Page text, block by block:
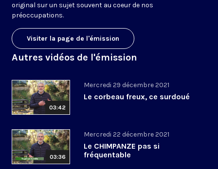
original sur un sujet souvent au coeur de nos
préoccupations.
Visiter la page de l'émission
Autres vidéos de l'émission
03:42
Mercredi 29 décembre 2021
Le corbeau freux, ce surdoué
03:36
Mercredi 22 décembre 2021
Le CHIMPANZE pas si
fréquentable